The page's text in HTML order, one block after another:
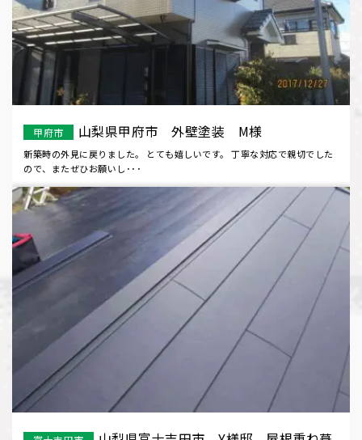
甲府市 山梨県甲府市 外壁塗装 M様
新築時の外見に戻りました。 とても嬉しいです。 丁寧な対応で親切でした
ので、またぜひお願いし･･･